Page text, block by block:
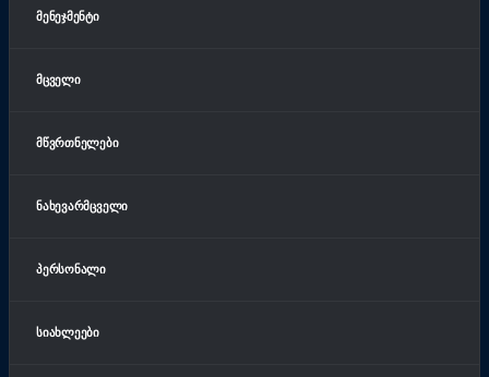
ᲛᲔᲜᲔᲯᲛᲔᲜᲢᲘ
ᲛᲪᲕᲔᲚᲘ
ᲛᲬᲕᲠᲗᲜᲔᲚᲔᲑᲘ
ᲜᲐᲮᲔᲕᲐᲠᲛᲪᲕᲔᲚᲘ
ᲞᲔᲠᲡᲝᲜᲐᲚᲘ
ᲡᲘᲐᲮᲚᲔᲔᲑᲘ